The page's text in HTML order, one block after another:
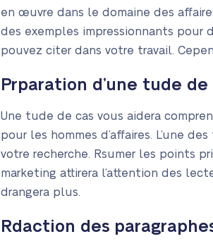
en œuvre dans le domaine des
des exemples impressionnants pour
pouvez citer dans votre travail.
Prparation d’une tude de
Une tude de cas vous aidera
pour les hommes d’affaires. L’une
votre recherche. Rsumer les points
marketing attirera l’attention des
drangera plus.
Rdaction des